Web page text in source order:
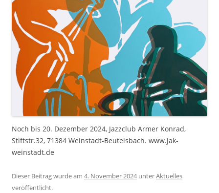
Noch bis 20. Dezember 2024, Jazzclub Armer Konrad,
Stiftstr.32, 71384 Weinstadt-Beutelsbach. www.jak-
weinstadt.de
Dieser Beitrag wurde am 4. November 2024 unterAktuelles
veröffentlicht.